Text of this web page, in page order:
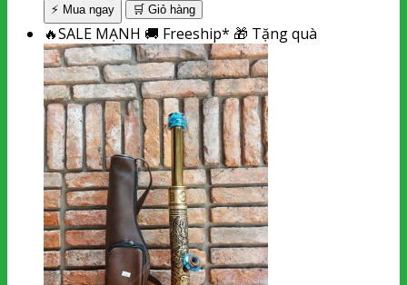
⚡ Mua ngay 🛒 Giỏ hàng
🔥SALE MẠNH 🚚 Freeship* 🎁 Tặng quà